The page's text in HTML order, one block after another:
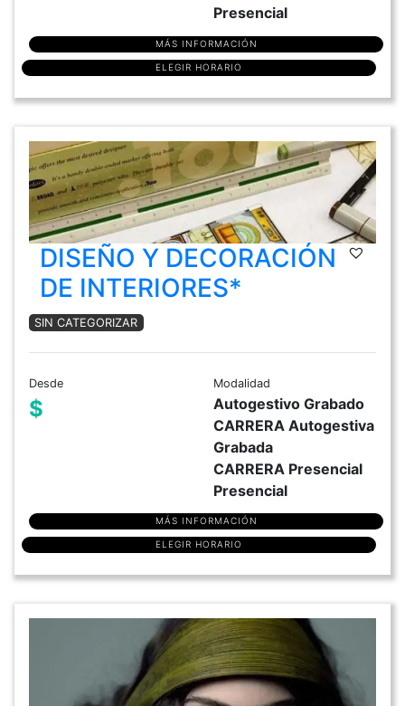
Presencial
MÁS INFORMACIÓN
ELEGIR HORARIO
DISEÑO Y DECORACIÓN
DE INTERIORES*
SIN CATEGORIZAR
Desde
$
Modalidad
Autogestivo Grabado
CARRERA Autogestiva
Grabada
CARRERA Presencial
Presencial
MÁS INFORMACIÓN
ELEGIR HORARIO